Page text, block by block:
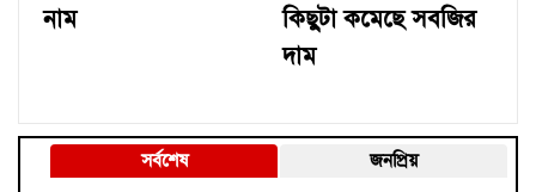
নাম
কিছুটা কমেছে সবজির
দাম
সর্বশেষ
জনপ্রিয়